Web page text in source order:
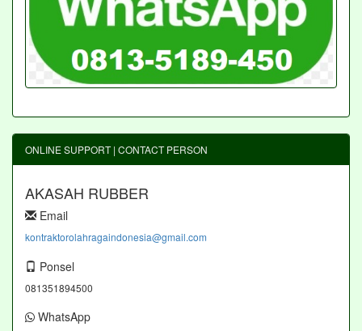
ONLINE SUPPORT | CONTACT PERSON
AKASAH RUBBER
Email
kontraktorolahragaindonesia@gmail.com
Ponsel
081351894500
WhatsApp